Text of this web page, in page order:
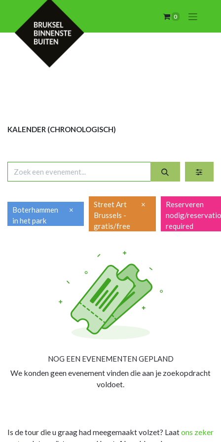
0
KALENDER (CHRONOLOGISCH)
Boterhammen
in het park
×
Street Art
Brussels -
gratis/free
×
Reserveren
nodig/
required
NOG EEN EVENEMENTEN GEPLAND
We konden geen evenement vinden die aan je zoekopdracht
voldoet.
Is de tour die u graag had meegemaakt volzet? Laatons zeker